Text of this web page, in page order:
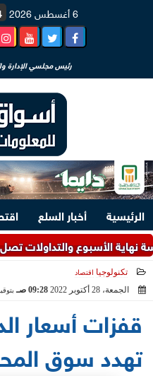
6 أغسطس 2026
رئيس مجلسي الإدارة
الرئيسية أخبار السلع
تصل إلى 1.5 مليار جنيه
تكنولوجيا اقتصاد
الجمعة، 28 أكتوبر 2022 09:28 صـ
قفزات أسعار
تهدد سوق